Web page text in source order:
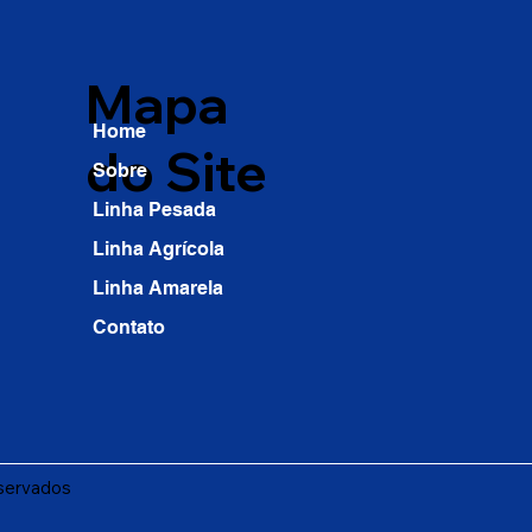
Mapa
do Site
Home
Sobre
Linha Pesada
Linha Agrícola
Linha Amarela
Contato